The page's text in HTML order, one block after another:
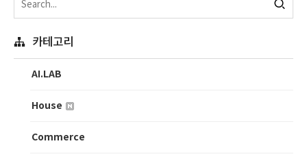
카테고리
AI.LAB
House
Commerce